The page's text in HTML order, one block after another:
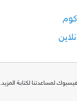
لمساعدتنا لكتابة المزيد.